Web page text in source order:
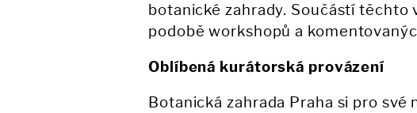
botanické zahrady. Součástí
podobě workshopů a
Oblíbená kurátorská provázení
Botanická zahrada Praha si pro